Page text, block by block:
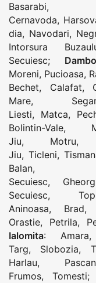
Basarabi,
Cernavoda,
dia, Navodari,
Intorsura
Secuiesc;
Moreni, Pucioasa,
Bechet, Calafat,
Mare,
Liesti, Matca,
Bolintin-Vale,
Jiu, Motru
Jiu,Ticleni,
Balan
Secuiesc,
Secuiesc,
Aninoasa, Brad,
Orastie, Petrila,
Ialomita: Amara
Targ, Slobozia,
Harlau,
Frumos, Tomesti;